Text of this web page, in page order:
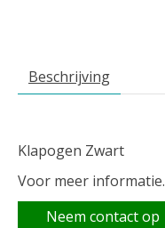
Beschrijving
Klapogen Zwart
Voor meer informatie.
Neem contact op